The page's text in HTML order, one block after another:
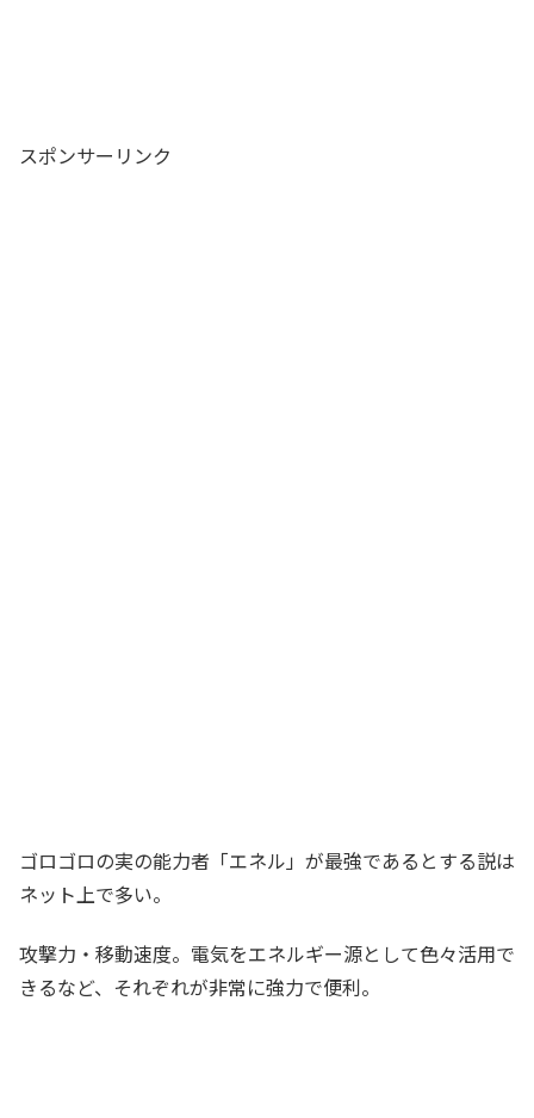
スポンサーリンク
ゴロゴロの実の能力者「エネル」が最強であるとする説は
ネット上で多い。
攻撃力・移動速度。電気をエネルギー源として色々活用で
きるなど、それぞれが非常に強力で便利。